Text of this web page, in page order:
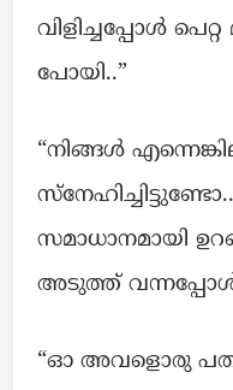
വിളിച്ചപ്പോൾ
പോയി..”
“നിങ്ങൾ
സമാധാനമായി
അടുത്ത്
“ഓ അവളൊരു